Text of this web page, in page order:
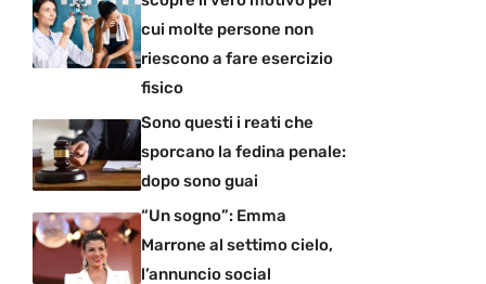
cui molte persone non
riescono a fare esercizio
fisico
Sono questi i reati che
sporcano la fedina penale:
dopo sono guai
“Un sogno”: Emma
Marrone al settimo cielo,
l’annuncio social